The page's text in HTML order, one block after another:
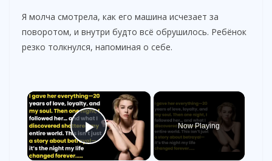
Я молча смотрела, как его машина исчезает за
поворотом, и внутри будто всё обрушилось. Ребёнок
резко толкнулся, напоминая о себе.
×
Play Video
Now Playing